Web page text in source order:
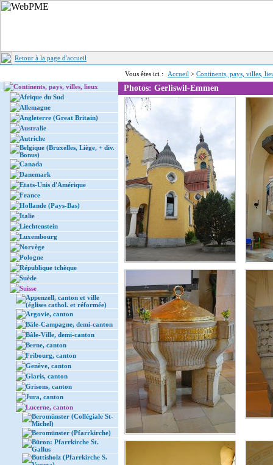
Retour à la page d'accueil
Vous êtes ici : Accueil > Continents, pays, villes,
Continents, pays, villes, lieux
Afrique du Sud
Allemagne
Angleterre (Great Britain)
Australie
Autriche
Belgique (Bruxelles, Liège, + div.
Bonus)
Canada
Danemark
Etats-Unis d'Amérique
France
Hollande (Pays-Bas)
Italie
Liechtenstein
Luxembourg
Norvège
Pologne
République tchèque
Suède
Suisse
Appenzell, canton et ville
(églises cathol. et réformée)
Argovie, canton
Bâle-Campagne, demi-canton
Bâle-Ville, demi-canton
Berne, canton
Fribourg, canton
Genève, canton
Glaris, canton
Grisons, canton
Jura, canton
Lucerne, canton
Beromünster (Collégiale St-
Michel)
Beromünster (Pfarrkirche)
Büron: Pfarrkirche St.
Gallus
Buttisholz (Pfarrkirche S.
Photos: Gerliswil-Emmen